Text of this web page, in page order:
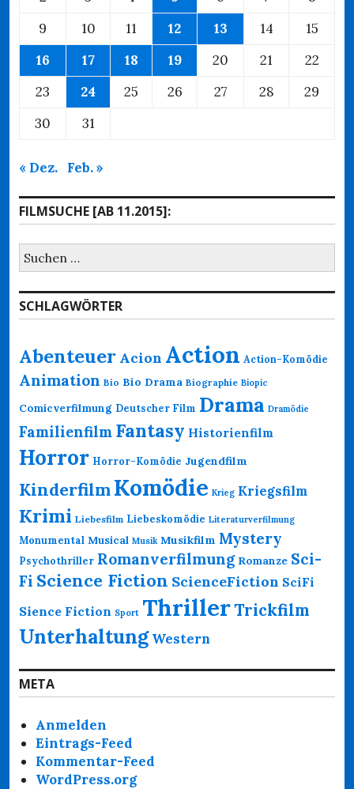
9
10 11 12 13 14
15
16
17 18 19 20 21
22
23
24 25 26 27 28
29
30
31
« Dez. Feb. »
FILMSUCHE [AB 11.2015]:
Suchen
nach:
SCHLAGWÖRTER
Abenteuer Acion Action Action-Komödie
Animation Bio Bio Drama Biographie Biopic
Comicverfilmung Deutscher Film Drama Dramödie
Familienfilm Fantasy Historienfilm
Horror Horror-Komödie Jugendfilm
KinderfilmKomödie Krieg Kriegsfilm
Krimi Liebesfilm Liebeskomödie Literaturverfilmung
Monumental Musical Musik Musikfilm Mystery
Psychothriller Romanverfilmung Romanze Sci-
Fi Science Fiction ScienceFiction SciFi
Sience Fiction Sport ThrillerTrickfilm
Unterhaltung Western
META
Anmelden
Eintrags-Feed
Kommentar-Feed
WordPress.org